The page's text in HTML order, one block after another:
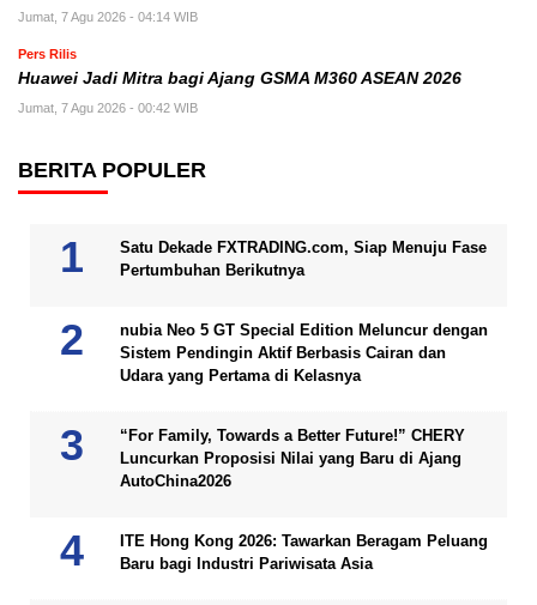
Jumat, 7 Agu 2026 - 04:14 WIB
Pers Rilis
Huawei Jadi Mitra bagi Ajang GSMA M360 ASEAN 2026
Jumat, 7 Agu 2026 - 00:42 WIB
BERITA POPULER
Satu Dekade FXTRADING.com, Siap Menuju Fase
Pertumbuhan Berikutnya
nubia Neo 5 GT Special Edition Meluncur dengan
Sistem Pendingin Aktif Berbasis Cairan dan
Udara yang Pertama di Kelasnya
“For Family, Towards a Better Future!” CHERY
Luncurkan Proposisi Nilai yang Baru di Ajang
AutoChina2026
ITE Hong Kong 2026: Tawarkan Beragam Peluang
Baru bagi Industri Pariwisata Asia